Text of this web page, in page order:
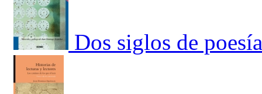
Dos siglos de